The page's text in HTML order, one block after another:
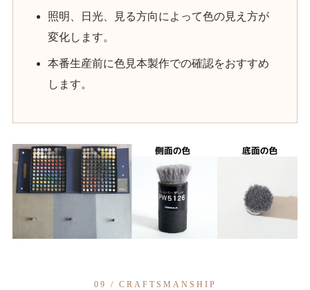
照明、日光、見る方向によって色の見え方が
変化します。
本番生産前に色見本製作での確認をおすすめ
します。
09 / CRAFTSMANSHIP